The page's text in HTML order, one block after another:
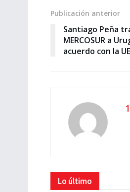
Publicación anterior
Santiago Peña
MERCOSUR a
acuerdo con la UE
Lo último